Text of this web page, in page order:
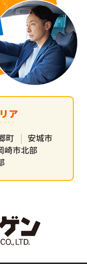
ア
町
安城市
崎市北部